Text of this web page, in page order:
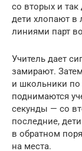
со вторых и
дети хлопают в
линиями парт
Учитель дает
замирают.
и школьники по
поднимаются
секунды — со
последние,
в обратном
на места.